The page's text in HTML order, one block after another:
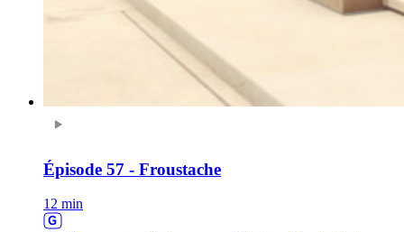
Épisode 57 - Froustache
12 min